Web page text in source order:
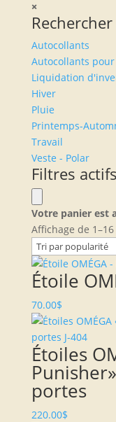
×
Autocollants
Autocollants
Liquidation
Hiver
Pluie
Printemps-
Travail
Veste - Polar
Filtres actifs
Votre panier est
Affichage de
Étoile
70.00$
Étoiles
portes
220.00$